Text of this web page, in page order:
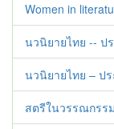
Women in
นวนิยายไทย -- ป
นวนิยายไทย – ป
สตรีในวรรณกรรม